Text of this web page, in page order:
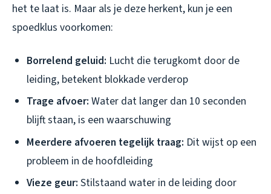
het te laat is. Maar als je deze herkent, kun je een
spoedklus voorkomen:
Borrelend geluid: Lucht die terugkomt door de
leiding, betekent blokkade verderop
Trage afvoer: Water dat langer dan 10 seconden
blijft staan, is een waarschuwing
Meerdere afvoeren tegelijk traag: Dit wijst op een
probleem in de hoofdleiding
Vieze geur: Stilstaand water in de leiding door